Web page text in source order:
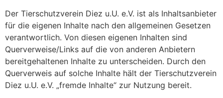
Der Tierschutzverein Diez u.U. e.V. ist als Inhaltsanbieter
für die eigenen Inhalte nach den allgemeinen Gesetzen
verantwortlich. Von diesen eigenen Inhalten sind
Querverweise/Links auf die von anderen Anbietern
bereitgehaltenen Inhalte zu unterscheiden. Durch den
Querverweis auf solche Inhalte hält der Tierschutzverein
Diez u.U. e.V. „fremde Inhalte“ zur Nutzung bereit.